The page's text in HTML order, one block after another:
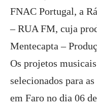
FNAC Portugal, a
– RUA FM, cuja
Mentecapta –
Os projetos
selecionados para
em Faro no dia 06